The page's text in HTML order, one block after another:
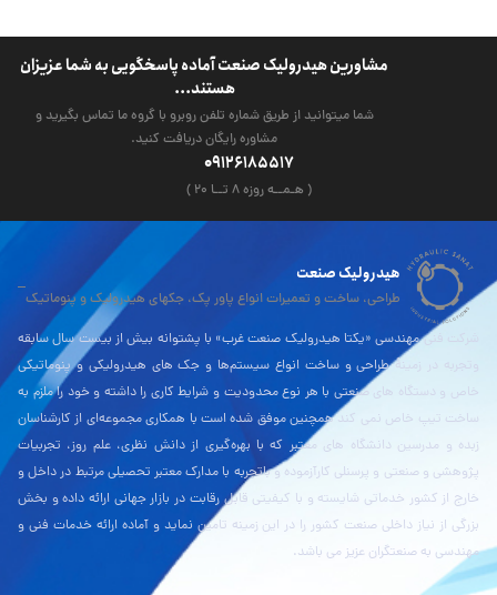
مشاورین هیدرولیک صنعت آماده پاسخگویی به شما عزیزان
هستند...
شما میتوانید از طریق شماره تلفن روبرو با گروه ما تماس بگیرید و
مشاوره رایگان دریافت کنید.
09126185517
( هـمــه روزه ۸ تــا ۲۰ )
هیدرولیک صنعت
طراحی، ساخت و تعمیرات انواع پاور پک، جکهای هیدرولیک و پنوماتیک
شرکت فنی مهندسی «یکتا هیدرولیک صنعت غرب» با پشتوانه بیش از بیست سال سابقه
وتجربه در زمینۀ طراحی و ساخت انواع سیستم‌ها و جک های هیدرولیکی و پنوماتیکی
خاص و دستگاه های صنعتی با هر نوع محدودیت و شرایط کاری را داشته و خود را ملزم به
ساخت تیپ خاص نمی کند همچنین موفق شده است با همکاری مجموعه‌ای از کارشناسان
زبده و مدرسین دانشگاه های معتبر که با بهره‌گیری از دانش نظری، علم روز، تجربیات
پژوهشی و صنعتی و پرسنلی کارآزموده و باتجربه با مدارک معتبر تحصیلی مرتبط در داخل و
خارج از کشور خدماتی شایسته و با کیفیتی قابل رقابت در بازار جهانی ارائه داده و بخش
بزرگی از نیاز داخلی صنعت کشور را در این زمینه تامین نماید و آماده ارائه خدمات فنی و
مهندسی به صنعتگران عزیز می باشد.